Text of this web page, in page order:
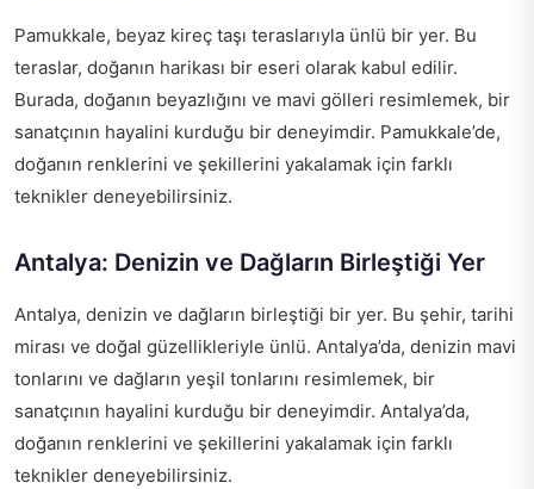
Pamukkale, beyaz kireç taşı teraslarıyla ünlü bir yer. Bu
teraslar, doğanın harikası bir eseri olarak kabul edilir.
Burada, doğanın beyazlığını ve mavi gölleri resimlemek, bir
sanatçının hayalini kurduğu bir deneyimdir. Pamukkale’de,
doğanın renklerini ve şekillerini yakalamak için farklı
teknikler deneyebilirsiniz.
Antalya: Denizin ve Dağların Birleştiği Yer
Antalya, denizin ve dağların birleştiği bir yer. Bu şehir, tarihi
mirası ve doğal güzellikleriyle ünlü. Antalya’da, denizin mavi
tonlarını ve dağların yeşil tonlarını resimlemek, bir
sanatçının hayalini kurduğu bir deneyimdir. Antalya’da,
doğanın renklerini ve şekillerini yakalamak için farklı
teknikler deneyebilirsiniz.